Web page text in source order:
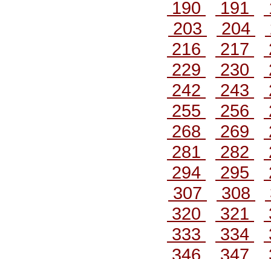
190
191
203
204
216
217
229
230
242
243
255
256
268
269
281
282
294
295
307
308
320
321
333
334
346
347